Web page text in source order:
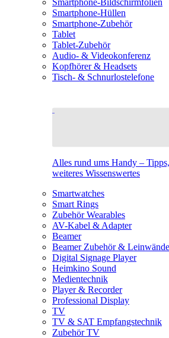
Smartphone-Bildschirmfolien
Smartphone-Hüllen
Smartphone-Zubehör
Tablet
Tablet-Zubehör
Audio- & Videokonferenz
Kopfhörer & Headsets
Tisch- & Schnurlostelefone
Alles rund ums Handy –
weiteres Wissenswertes
Smartwatches
Smart Rings
Zubehör Wearables
AV-Kabel & Adapter
Beamer
Beamer Zubehör & Leinwände
Digital Signage Player
Heimkino Sound
Medientechnik
Player & Recorder
Professional Display
TV
TV & SAT Empfangstechnik
Zubehör TV